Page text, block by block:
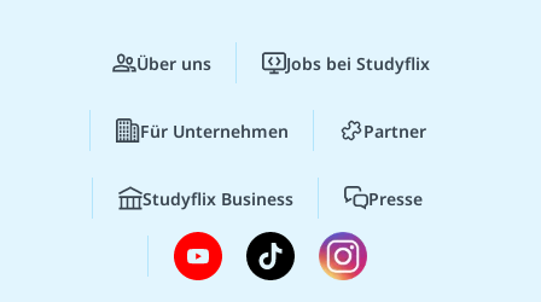
Über uns Jobs bei Studyflix
Für Unternehmen Partner
Studyflix Business Presse